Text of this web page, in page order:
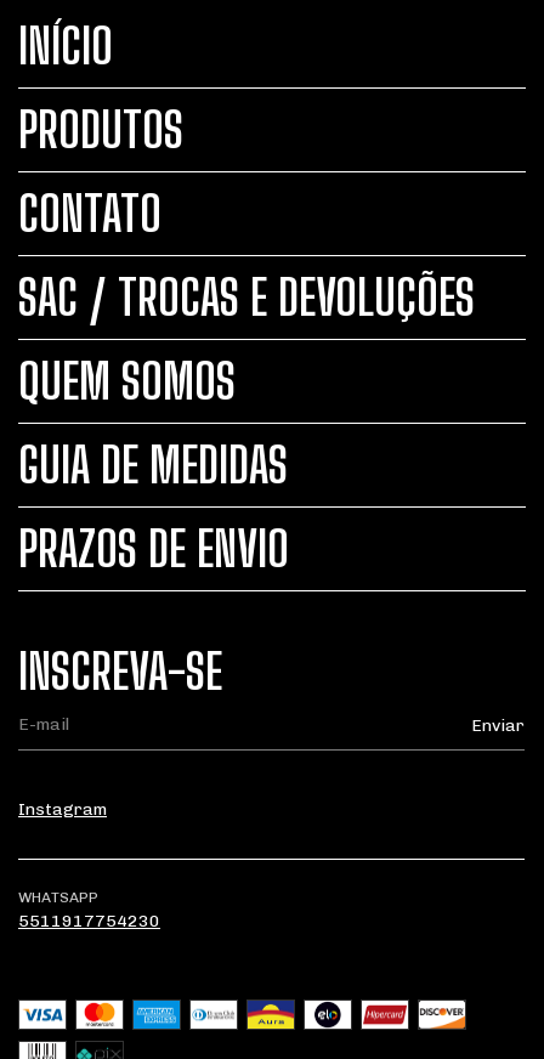
INÍCIO
PRODUTOS
CONTATO
SAC / TROCAS E DEVOLUÇÕES
QUEM SOMOS
GUIA DE MEDIDAS
PRAZOS DE ENVIO
INSCREVA-SE
Instagram
WHATSAPP
5511917754230